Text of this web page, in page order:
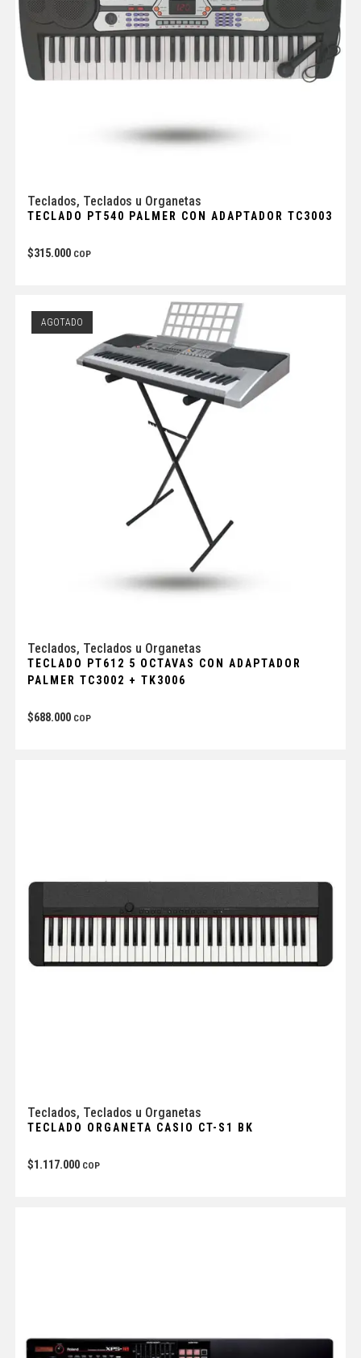
Teclados, Teclados u Organetas
TECLADO PT540 PALMER CON ADAPTADOR TC3003
$315.000 COP
AGOTADO
Teclados, Teclados u Organetas
TECLADO PT612 5 OCTAVAS CON ADAPTADOR
PALMER TC3002 + TK3006
$688.000 COP
Teclados, Teclados u Organetas
TECLADO ORGANETA CASIO CT-S1 BK
$1.117.000 COP